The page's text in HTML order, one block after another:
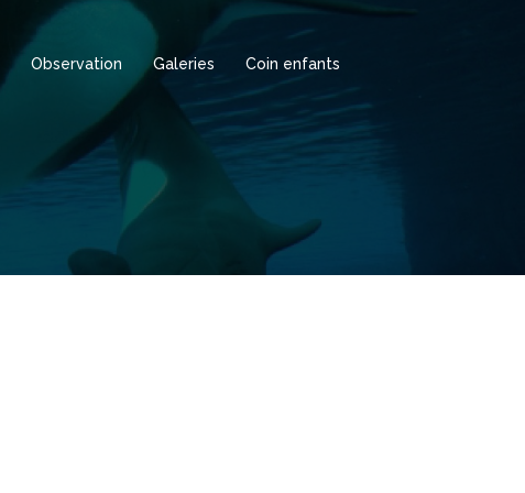
Observation Galeries
Coin enfants